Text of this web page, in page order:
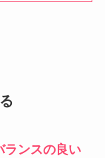
ランスの良い